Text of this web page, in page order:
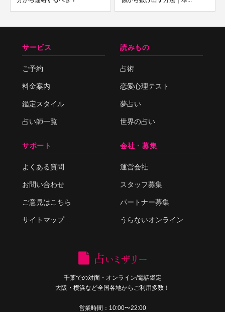
サービス
ご予約
料金案内
鑑定スタイル
占い師一覧
読みもの
占術
恋愛心理テスト
夢占い
世界の占い
サポート
よくある質問
お問い合わせ
ご意見はこちら
サイトマップ
会社・募集
運営会社
スタッフ募集
パートナー募集
うらないオンライン
千葉での対面・オンライン/電話鑑定
大阪・横浜など全国各地からご利用多数！
営業時間：10:00〜22:00